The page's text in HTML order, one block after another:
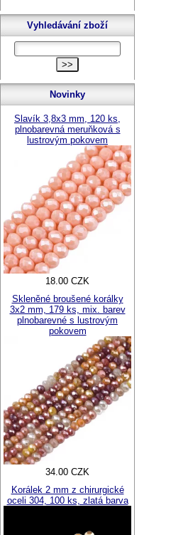
Vyhledávání zboží
Novinky
Slavík 3,8x3 mm, 120 ks,
plnobarevná meruňková s
lustrovým pokovem
18.00 CZK
Skleněné broušené korálky
3x2 mm, 179 ks, mix. barev
plnobarevné s lustrovým
pokovem
34.00 CZK
Korálek 2 mm z chirurgické
oceli 304, 100 ks, zlatá barva